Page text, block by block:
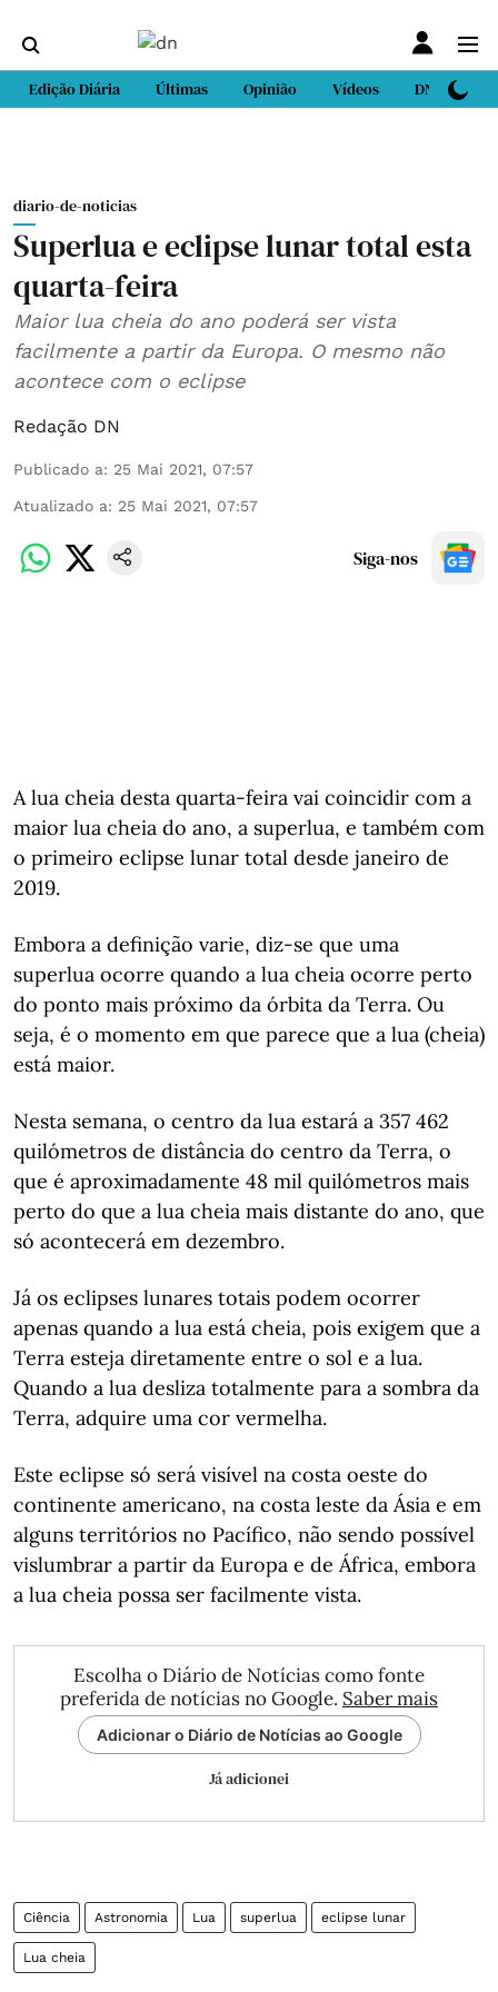
Edição Diária Últimas Opinião Vídeos DN Sport
diario-de-noticias
Superlua e eclipse lunar total esta
quarta-feira
Maior lua cheia do ano poderá ser vista
facilmente a partir da Europa. O mesmo não
acontece com o eclipse
Redação DN
Publicado a: 25 Mai 2021, 07:57
Atualizado a: 25 Mai 2021, 07:57
Siga-nos
A lua cheia desta quarta-feira vai coincidir com a
maior lua cheia do ano, a superlua, e também com
o primeiro eclipse lunar total desde janeiro de
2019.
Embora a definição varie, diz-se que uma
superlua ocorre quando a lua cheia ocorre perto
do ponto mais próximo da órbita da Terra. Ou
seja, é o momento em que parece que a lua (cheia)
está maior.
Nesta semana, o centro da lua estará a 357 462
quilómetros de distância do centro da Terra, o
que é aproximadamente 48 mil quilómetros mais
perto do que a lua cheia mais distante do ano, que
só acontecerá em dezembro.
Já os eclipses lunares totais podem ocorrer
apenas quando a lua está cheia, pois exigem que a
Terra esteja diretamente entre o sol e a lua.
Quando a lua desliza totalmente para a sombra da
Terra, adquire uma cor vermelha.
Este eclipse só será visível na costa oeste do
continente americano, na costa leste da Ásia e em
alguns territórios no Pacífico, não sendo possível
vislumbrar a partir da Europa e de África, embora
a lua cheia possa ser facilmente vista.
Escolha o Diário de Notícias como fonte
preferida de notícias no Google. Saber mais
Adicionar o Diário de Notícias ao Google
Já adicionei
Ciência Astronomia Lua superlua eclipse lunar
Lua cheia